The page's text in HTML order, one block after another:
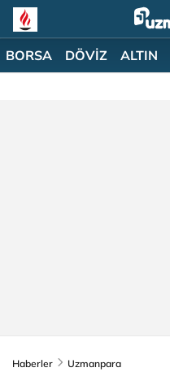
BORSA DÖVİZ ALTIN
Haberler Uzmanpara